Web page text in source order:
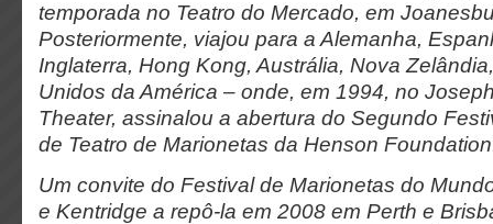
temporada no Teatro do Mercado, em
Posteriormente, viajou para a Alemanha,
Inglaterra, Hong Kong, Austrália, Nova
Unidos da América – onde, em 1994, no
Theater, assinalou a abertura do Segundo
de Teatro de Marionetas da Henson
Um convite do Festival de Marionetas do
e Kentridge a repô-la em 2008 em Perth e